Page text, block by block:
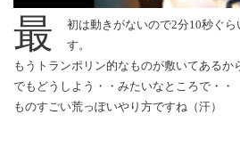
最
初は動きがないので2分10秒ぐ
す。
もうトランポリン的なものが敷いてあるか
でもどうしよう・・みたいなところで・・
ものすごい荒っぽいやり方ですね（汗）